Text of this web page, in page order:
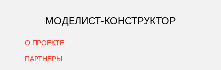
МОДЕЛИСТ-КОНСТРУКТОР
О ПРОЕКТЕ
ПАРТНЕРЫ